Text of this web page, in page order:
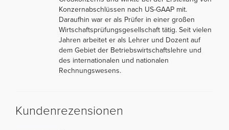
Konzernabschlüssen nach US-GAAP mit.
Daraufhin war er als Prüfer in einer großen
Wirtschaftsprüfungsgesellschaft tätig. Seit vielen
Jahren arbeitet er als Lehrer und Dozent auf
dem Gebiet der Betriebswirtschaftslehre und
des internationalen und nationalen
Rechnungswesens.
Kundenrezensionen